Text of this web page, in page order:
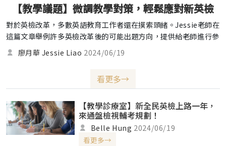
【教學議題】微調教學對策，輕鬆應對新英檢
對於英檢改革，多數英語教育工作者還在摸索頭緒。Jessie老師在
這篇文章舉例許多英檢改革後的可能出題方向，提供給老師進行參
考，並融入教學當中。
廖月華 Jessie Liao 2024/06/19
看更多→
【教學診療室】新全民英檢上路一年，
來通盤檢視輔考規劃！
Belle Hung 2024/06/19
看更多→